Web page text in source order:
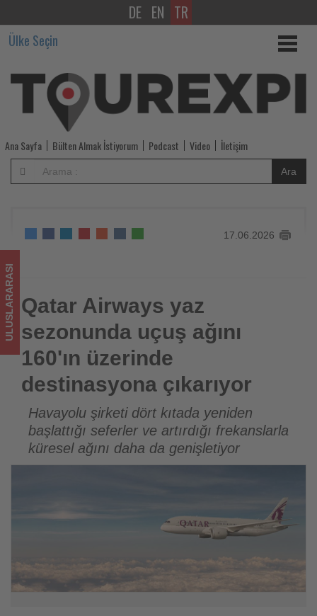
Qatar
Airways
yaz
sezonunda
uçuş
ağını
160'ın
üzerinde
destinasyona
çıkarıyor
-
Tourexpi,
sizler
için
turizmde
olup
bitenleri
ediyor!
DE EN TR
Ülke Seçin
Ana Sayfa Bülten Almak İstiyorum Podcast Video İletişim
Ara
17.06.2026
Qatar Airways yaz sezonunda uçuş ağını 160'ın üzerinde
destinasyona çıkarıyor
ULUSLARARASI Qatar Airways yaz
sezonunda uçuş ağını
160'ın üzerinde
destinasyona çıkarıyor
Havayolu şirketi dört kıtada yeniden
başlattığı seferler ve artırdığı frekanslarla
küresel ağını daha da genişletiyor